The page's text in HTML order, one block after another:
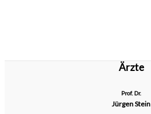
Ärzte
Prof. Dr.
Jürgen Stein